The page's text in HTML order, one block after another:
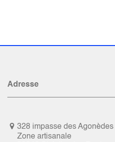
Adresse
328 impasse des Agonèdes
Zone artisanale